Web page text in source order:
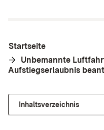
Startseite
Unbemannte
Aufstiegserlaubnis
Inhaltsverzeichnis